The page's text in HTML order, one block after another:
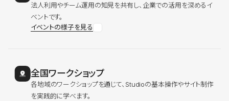
法人利用やチーム運用の知見を共有し、企業での活用を深めるイ
ベントです。
イベントの様子を見る
全国ワークショップ
各地域のワークショップを通じて、Studioの基本操作やサイト制作
を実践的に学べます。